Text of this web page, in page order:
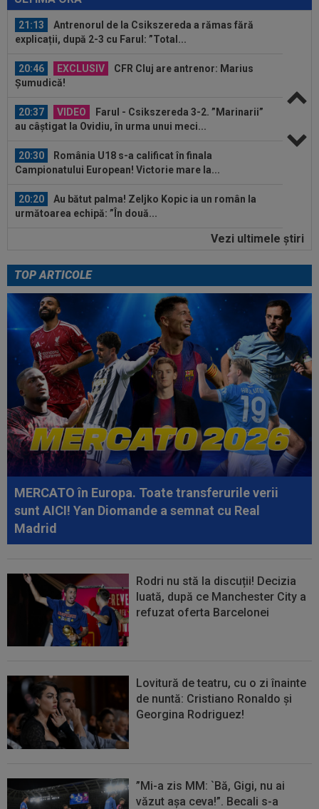
21:13
Antrenorul de la Csikszereda a rămas fără
explicații, după 2-3 cu Farul: ”Total...
20:46 EXCLUSIV
CFR Cluj are antrenor: Marius
Șumudică!
20:37 VIDEO
Farul - Csikszereda 3-2. ”Marinarii”
au câștigat la Ovidiu, în urma unui meci...
20:30
România U18 s-a calificat în finala
Campionatului European! Victorie mare la...
20:20
Au bătut palma! Zeljko Kopic ia un român la
următoarea echipă: ”În două...
PSG - Manchester United 1-1. Amical de cinci
20:03
Andrei Rațiu, pus ”la zid” în Spania după
Ipswich - Rayo 3-0: ”Călcâiul lui...
21:21 VIDEO
Ioan Sabău a plecat direct la vestiare,
după Farul - Csikszereda 3-2: "Nu mi-a...
21:13
Antrenorul de la Csikszereda a rămas fără
explicații, după 2-3 cu Farul: ”Total...
20:46 EXCLUSIV
CFR Cluj are antrenor: Marius
Șumudică!
20:37 VIDEO
Farul - Csikszereda 3-2. ”Marinarii”
au câștigat la Ovidiu, în urma unui meci...
20:30
România U18 s-a calificat în finala
Campionatului European! Victorie mare la...
Vezi ultimele ştiri
TOP ARTICOLE
MERCATO în Europa. Toate transferurile verii
sunt AICI! Yan Diomande a semnat cu Real
Madrid
Rodri nu stă la discuții! Decizia
luată, după ce Manchester City a
refuzat oferta Barcelonei
Lovitură de teatru, cu o zi înainte
de nuntă: Cristiano Ronaldo și
Georgina Rodriguez!
”Mi-a zis MM: `Bă, Gigi, nu ai
văzut așa ceva!”. Becali s-a